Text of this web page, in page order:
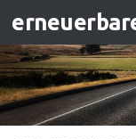
Zum Inhalt